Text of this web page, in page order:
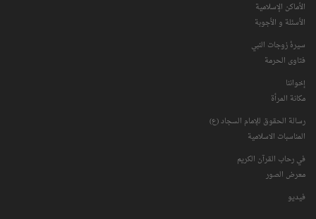
الأماكن الإسلامية
الأسئلة و الأجوبة
سیرۀ زوجات النبي
فتاوی الحرمة
إخواننا
مكانة‌ المرأة
رسالة الحقوق للإمام السجاد (ع)
المناسبات الاسلامیة
في رحاب القرآن الکریم
معرض الصور
فیدیو